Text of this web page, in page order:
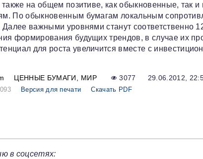
на общем позитиве, как обыкновенные, так
По обыкновенным бумагам локальным
важными уровнями станут соответственно
формирования будущих трендов, в случае их
для роста увеличится вместе с
ЦЕННЫЕ БУМАГИ МИР 3077 29.06.2012,
Версия для печати Скачать PDF
в соцсетях: